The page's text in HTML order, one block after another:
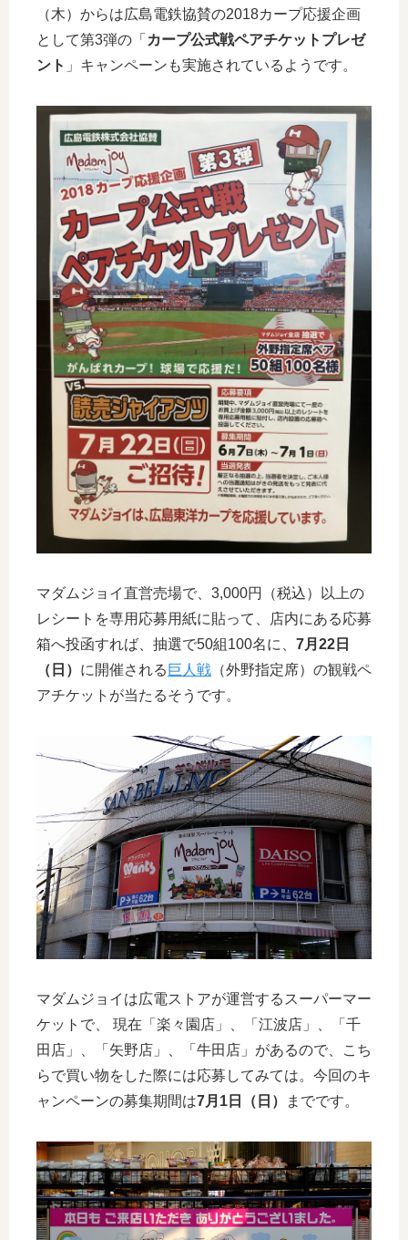
（木）からは広島電鉄協賛の2018カープ応援企画
として第3弾の「 カープ公式戦ペアチケットプレゼ
ント 」キャンペーンも実施されているようです。
マダムジョイ直営売場で、3,000円（税込）以上の
レシートを専用応募用紙に貼って、店内にある応募
箱へ投函すれば、抽選で50組100名に、 7月22日
（日） に開催される 巨人戦 （外野指定席）の観戦ペ
アチケットが当たるそうです。
マダムジョイは広電ストアが運営するスーパーマー
ケットで、 現在「楽々園店」、「江波店」、「千
田店」、「矢野店」、「牛田店」があるので、こち
らで買い物をした際には応募してみては。今回のキ
ャンペーンの募集期間は7月1日（日） までです。